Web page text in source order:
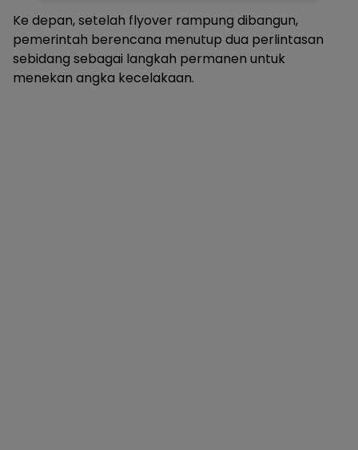
Ke depan, setelah flyover rampung dibangun,
pemerintah berencana menutup dua perlintasan
sebidang sebagai langkah permanen untuk
menekan angka kecelakaan.